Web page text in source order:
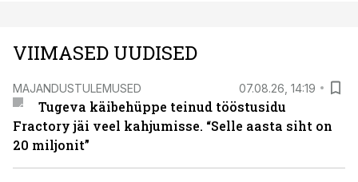
VIIMASED UUDISED
MAJANDUSTULEMUSED 07.08.26, 14:19
Tugeva käibehüppe teinud tööstusidu
Fractory jäi veel kahjumisse. “Selle aasta siht on
20 miljonit”